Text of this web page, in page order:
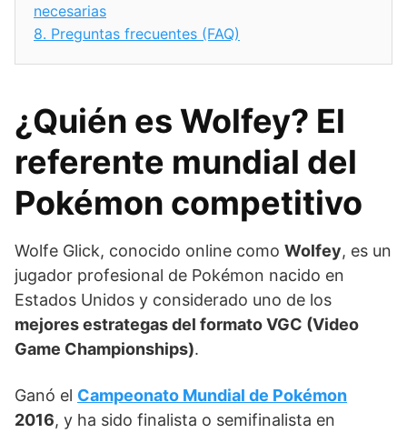
necesarias
8. Preguntas frecuentes (FAQ)
¿Quién es Wolfey? El
referente mundial del
Pokémon competitivo
Wolfe Glick, conocido online como Wolfey, es un
jugador profesional de Pokémon nacido en
Estados Unidos y considerado uno de los
mejores estrategas del formato VGC (Video
Game Championships).
Ganó el Campeonato Mundial de Pokémon
2016, y ha sido finalista o semifinalista en